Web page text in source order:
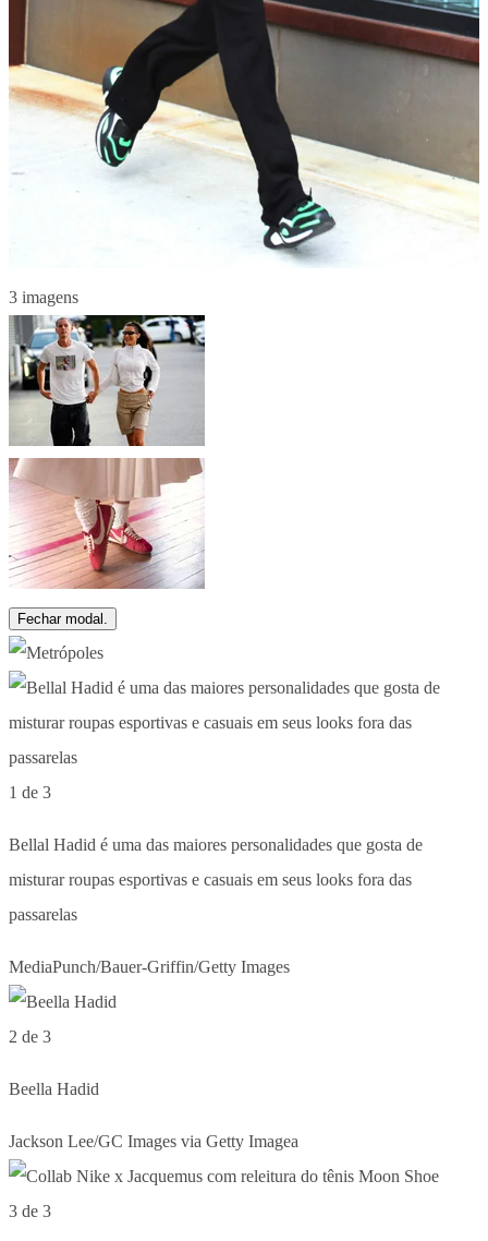
3 imagens
Fechar modal.
1 de 3
Bellal Hadid é uma das maiores personalidades que gosta de
misturar roupas esportivas e casuais em seus looks fora das
passarelas
MediaPunch/Bauer-Griffin/Getty Images
2 de 3
Beella Hadid
Jackson Lee/GC Images via Getty Imagea
3 de 3